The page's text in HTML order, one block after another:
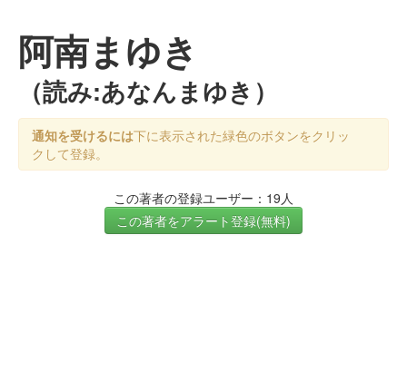
阿南まゆき
（読み:あなんまゆき）
通知を受けるには下に表示された緑色のボタンをクリッ
クして登録。
この著者の登録ユーザー：19人
この著者をアラート登録(無料)